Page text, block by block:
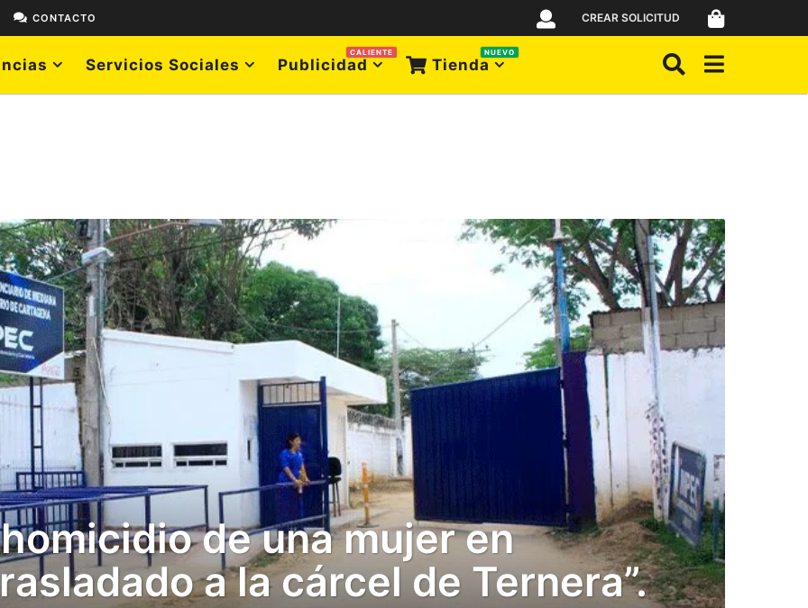
CONTACTO CREAR SOLICITUD
Servicios Sociales Publicidad
CALIENTE
Tienda
NUEVO
de una mujer en
a la cárcel de Ternera”.